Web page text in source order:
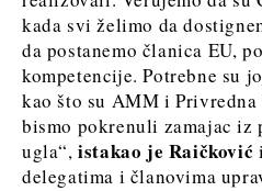
kada svi želimo da
da postanemo članica EU,
kompetencije. Potrebne su
kao što su AMM i Privredna
bismo pokrenuli zamajac
ugla“, istakao je Raičković
delegatima i članovima